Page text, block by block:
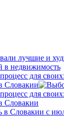
лучшие и
в недвижимость
для
Словакии
для
Словакии
в Словакии с